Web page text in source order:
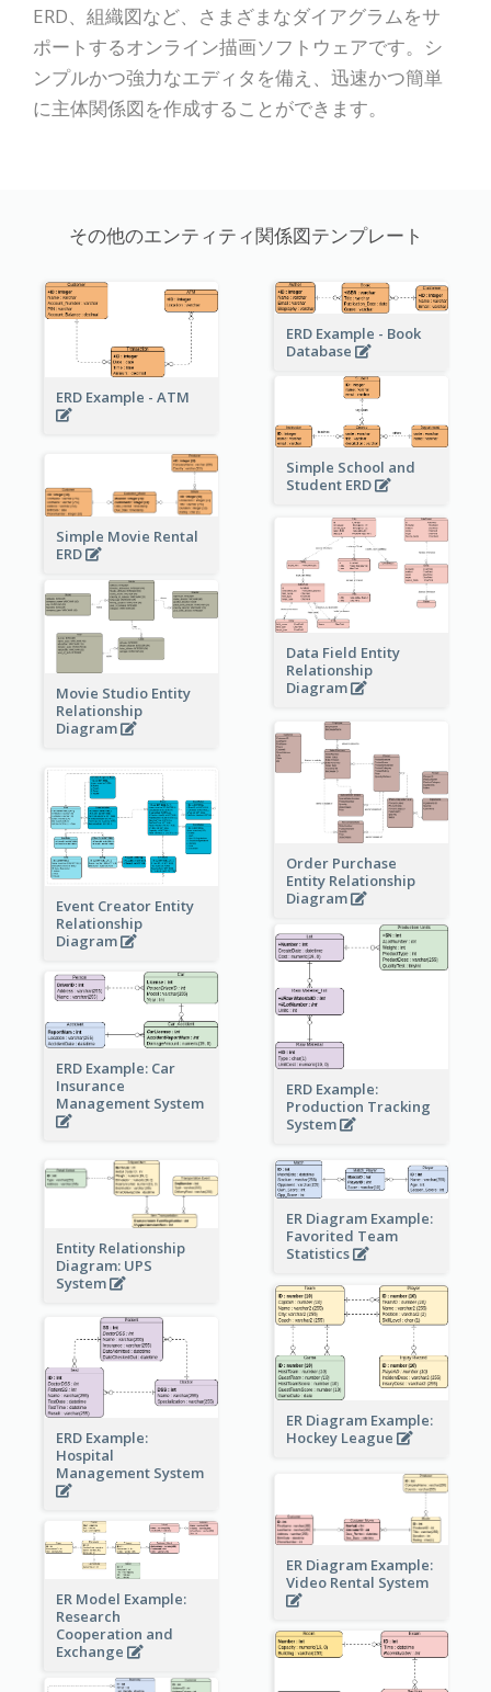
ERD、組織図など、さまざまなダイアグラムをサ
ポートするオンライン描画ソフトウェアです。シ
ンプルかつ強力なエディタを備え、迅速かつ簡単
に主体関係図を作成することができます。
その他のエンティティ関係図テンプレート
ERD Example - ATM
ERD Example - Book
Database
Simple School and
Student ERD
Simple Movie Rental
ERD
Data Field Entity
Relationship
Diagram
Movie Studio Entity
Relationship
Diagram
Order Purchase
Entity Relationship
Diagram
Event Creator Entity
Relationship
Diagram
ERD Example:
Production Tracking
System
ERD Example: Car
Insurance
Management System
Entity Relationship
Diagram: UPS
System
ER Diagram Example:
Favorited Team
Statistics
ER Diagram Example:
Hockey League
ERD Example:
Hospital
Management System
ER Diagram Example:
Video Rental System
ER Model Example:
Research
Cooperation and
Exchange